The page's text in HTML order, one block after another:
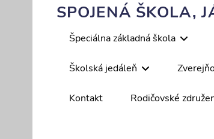
contentSPOJENÁ ŠKOLA,
Primary
Špeciálna základná škola
Školská jedáleň
Kontakt Rodičovské